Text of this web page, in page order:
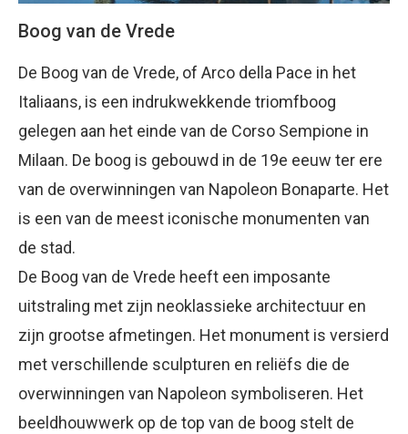
Boog van de Vrede
De Boog van de Vrede, of Arco della Pace in het
Italiaans, is een indrukwekkende triomfboog
gelegen aan het einde van de Corso Sempione in
Milaan. De boog is gebouwd in de 19e eeuw ter ere
van de overwinningen van Napoleon Bonaparte. Het
is een van de meest iconische monumenten van
de stad.
De Boog van de Vrede heeft een imposante
uitstraling met zijn neoklassieke architectuur en
zijn grootse afmetingen. Het monument is versierd
met verschillende sculpturen en reliëfs die de
overwinningen van Napoleon symboliseren. Het
beeldhouwwerk op de top van de boog stelt de